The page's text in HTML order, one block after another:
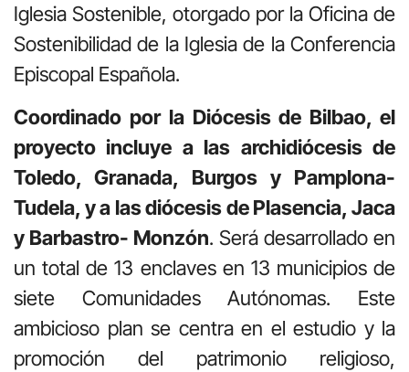
Iglesia Sostenible, otorgado por la Oficina de
Sostenibilidad de la Iglesia de la Conferencia
Episcopal Española.
Coordinado por la Diócesis de Bilbao, el
proyecto incluye a las archidiócesis de
Toledo, Granada, Burgos y Pamplona-
Tudela, y a las diócesis de Plasencia, Jaca
y Barbastro- Monzón. Será desarrollado en
un total de 13 enclaves en 13 municipios de
siete Comunidades Autónomas. Este
ambicioso plan se centra en el estudio y la
promoción del patrimonio religioso,